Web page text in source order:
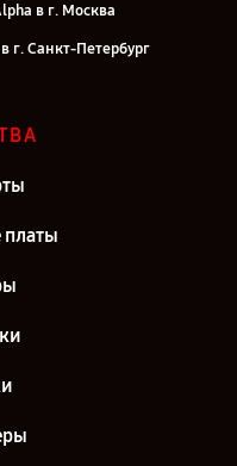
в г. Москва
г. Санкт-Петербург
платы